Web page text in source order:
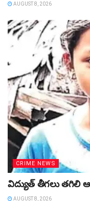
AUGUST 8, 2026
CRIME NEWS
విద్యుత్‌ తీగలు తగిలి
AUGUST 8, 2026